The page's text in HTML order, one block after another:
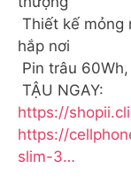
Thiết kế mỏng
hắp nơi
Pin trâu
TẬU NGAY:
https://
https://
slim-3…